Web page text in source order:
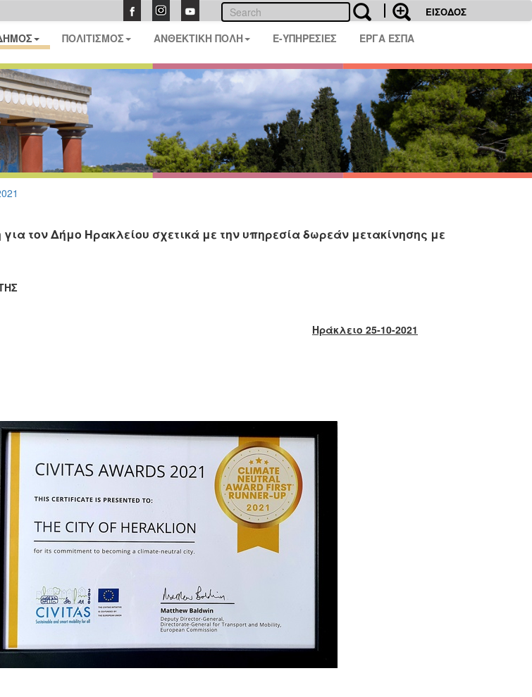
ΕΙΣΟΔΟΣ
ΠΟΛΙΤΙΣΜΟΣ ΑΝΘΕΚΤΙΚΗ ΠΟΛΗ E-ΥΠΗΡΕΣΙΕΣ ΕΡΓΑ ΕΣΠΑ
τον Δήμο Ηρακλείου σχετικά με την υπηρεσία δωρεάν μετακίνησης με
Ηράκλειο 25-10-2021